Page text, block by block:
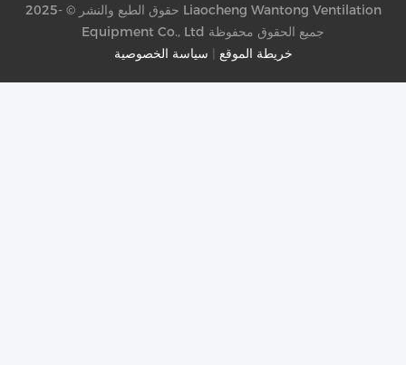
سياسة الخصوصية خريطة الموقع
حقوق الطبع والنشر © -2025 Liaocheng Wantong Ventilation
Equipment Co., Ltd جميع الحقوق محفوظة